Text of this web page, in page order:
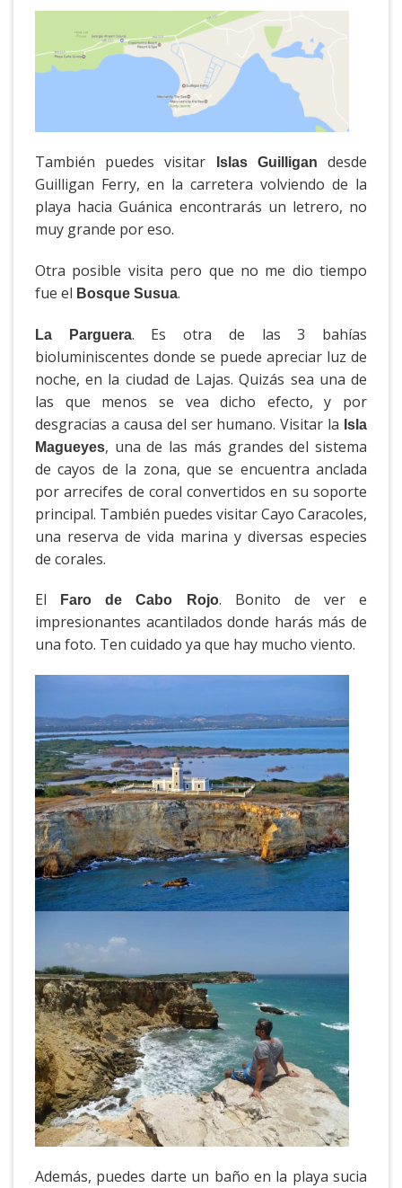
También puedes visitar Islas Guilligan
desde
Guilligan Ferry, en la carretera volviendo de la
playa hacia Guánica encontrarás un letrero, no
muy grande por eso.
Otra posible visita pero que no me dio tiempo
fue el Bosque Susua.
La Parguera. Es otra de las 3 bahías
bioluminiscentes donde se puede apreciar luz de
noche, en la ciudad de Lajas. Quizás sea una de
las que menos se vea dicho efecto, y por
desgracias a causa del ser humano. Visitar la Isla
Magueyes, una de las más grandes del sistema
de cayos de la zona, que se encuentra anclada
por arrecifes de coral convertidos en su soporte
principal. También puedes visitar Cayo Caracoles,
una reserva de vida marina y diversas especies
de corales.
El Faro de Cabo Rojo. Bonito de ver e
impresionantes acantilados donde harás más de
una foto. Ten cuidado ya que hay mucho viento.
Además, puedes darte un baño en la playa sucia